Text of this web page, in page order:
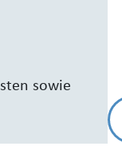
sowie